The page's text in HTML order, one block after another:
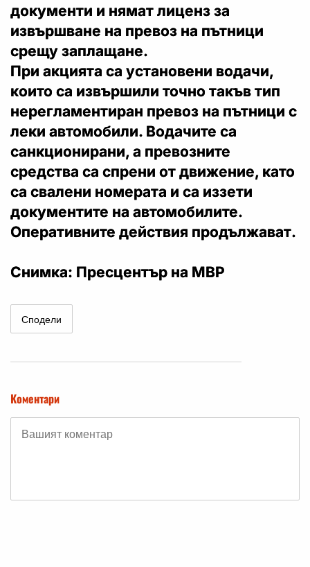
документи и нямат лиценз за
извършване на превоз на пътници
срещу заплащане.
При акцията са установени водачи,
които са извършили точно такъв тип
нерегламентиран превоз на пътници с
леки автомобили. Водачите са
санкционирани, а превозните
средства са спрени от движение, като
са свалени номерата и са иззети
документите на автомобилите.
Оперативните действия продължават.
Снимка: Пресцентър на МВР
Сподели
Коментари